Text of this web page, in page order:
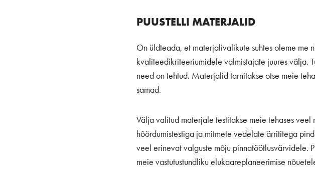
PUUSTELLI MATERJALID
On üldteada, et materjalivalikute suhtes oleme
kvaliteedikriteeriumidele valmistajate juures välja.
need on tehtud. Materjalid tarnitakse otse meie
samad.
Välja valitud materjale testitakse meie tehases
hõõrdumistestiga ja mitmete vedelate ärrititega
veel erinevat valguste mõju pinnatöötlusvärvidele.
meie vastutustundliku elukaareplaneerimise